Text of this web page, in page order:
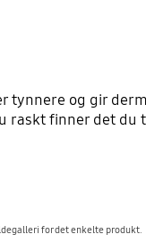
tynnere og gir
raskt finner det du
for det enkelte produkt.